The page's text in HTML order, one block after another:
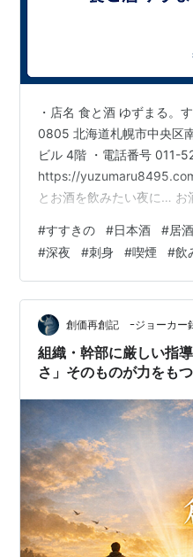
・店名 食と酒 ゆずまる。
0805 北海道札幌市中央区
ビル 4階 ・電話番号 011-
https://
とお酒を飲みたい夜に… お
酒 ゆずまる。すすきの店】
てる居酒屋をお探しの方、
居酒屋をお探しの方におす
まで届く接客をしたいとい
ターのみで10席。 接待、
#すすきの #日本酒 #居
#深夜 #刺身 #喫煙 #飲
創価再創記 ｰジョーカー
組織・幹部に厳しい指
さ」そのものが力をもつ